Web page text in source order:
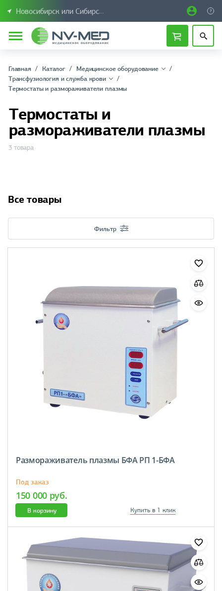
Новосибирск или Сибирский федеральный округ
Главная Каталог
Медицинское оборудование
Трансфузиология и служба крови
Термостаты и размораживатели плазмы
Термостаты и
размораживатели плазмы
3 товара
Все товары
Фильтр
Размораживатель плазмы БФА РП 1-БФА
Под заказ
150 000 руб.
В корзину Купить в 1 клик